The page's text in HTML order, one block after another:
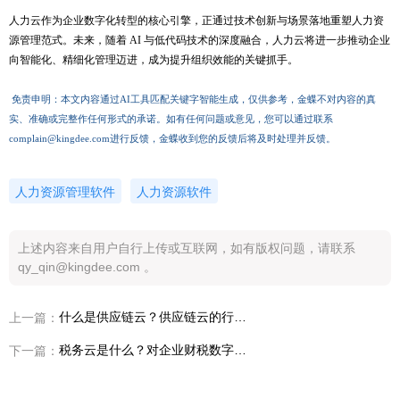
人力云作为企业数字化转型的核心引擎，正通过技术创新与场景落地重塑人力资
源管理范式。未来，随着 AI 与低代码技术的深度融合，人力云将进一步推动企业
向智能化、精细化管理迈进，成为提升组织效能的关键抓手。
免责申明：本文内容通过AI工具匹配关键字智能生成，仅供参考， 金蝶不对内容的真
实、准确或完整作任何形式的承诺。如有任何问题或意见，您可以通过联系
complain@kingdee.com进行反馈， 金蝶收到您的反馈后将及时处理并反馈。
人力资源管理软件 人力资源软件
上述内容来自用户自行上传或互联网，如有版权问题，请联系
qy_qin@kingdee.com 。
上一篇： 什么是供应链云？供应链云的行业应用
下一篇： 税务云是什么？对企业财税数字化有哪些影响？